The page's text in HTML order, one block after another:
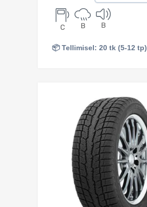
C B B
📦 Tellimisel: 20 tk (5-12 tp)